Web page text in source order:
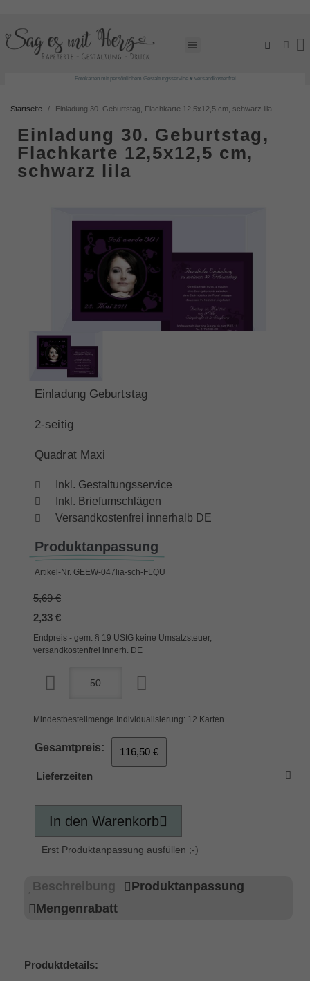
Fotokarten mit persönlichem Gestaltungsservice ♥ versandkostenfrei
Startseite Einladung 30. Geburtstag, Flachkarte 12,5x12,5 cm, schwarz lila
Einladung 30. Geburtstag,
Flachkarte 12,5x12,5 cm,
schwarz lila
Einladung Geburtstag
2-seitig
Quadrat Maxi
Inkl. Gestaltungsservice
Inkl. Briefumschlägen
Versandkostenfrei innerhalb DE
Produktanpassung
Artikel-Nr. GEEW-047lia-sch-FLQU
5,69 €
2,33 €
Endpreis - gem. § 19 UStG keine Umsatzsteuer,
versandkostenfrei innerh. DE
Mindestbestellmenge Individualisierung: 12 Karten
Gesamtpreis: 116,50 €
Lieferzeiten
In den Warenkorb
Erst Produktanpassung ausfüllen ;-)
Beschreibung
Produktanpassung
Mengenrabatt
Produktdetails: